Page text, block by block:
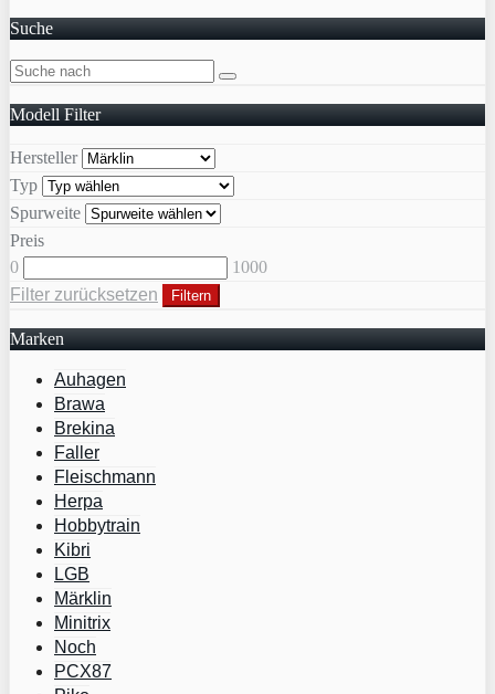
Suche
Modell Filter
Hersteller
Typ
Spurweite
Preis
0
1000
Filter zurücksetzen
Filtern
Marken
Auhagen
Brawa
Brekina
Faller
Fleischmann
Herpa
Hobbytrain
Kibri
LGB
Märklin
Minitrix
Noch
PCX87